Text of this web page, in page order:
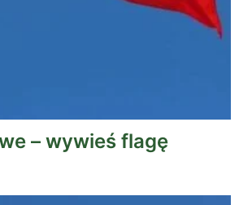
– wywieś flagę